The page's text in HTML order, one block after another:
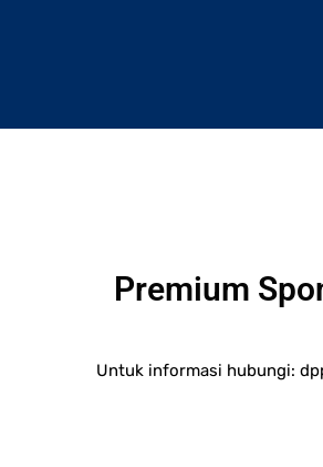
Premium
Untuk informasi hubungi: